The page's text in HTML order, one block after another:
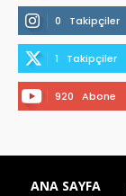
0 Takipçiler
1 Takipçiler
920 Abone
ANA SAYFA